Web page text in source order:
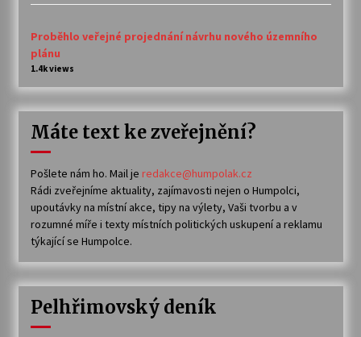
Proběhlo veřejné projednání návrhu nového územního
plánu
1.4k views
Máte text ke zveřejnění?
Pošlete nám ho. Mail je redakce@humpolak.cz
Rádi zveřejníme aktuality, zajímavosti nejen o Humpolci,
upoutávky na místní akce, tipy na výlety, Vaši tvorbu a v
rozumné míře i texty místních politických uskupení a reklamu
týkající se Humpolce.
Pelhřimovský deník